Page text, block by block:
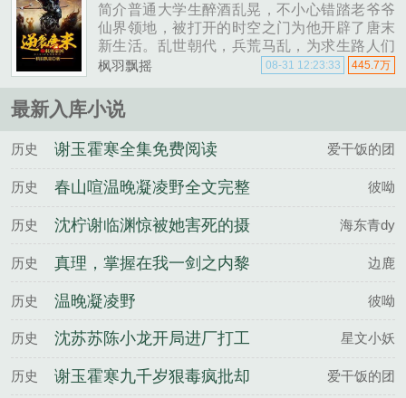
简介普通大学生醉酒乱晃，不小心错踏老爷爷
仙界领地，被打开的时空之门为他开辟了唐末
新生活。乱世朝代，兵荒马乱，为求生路人们
费尽周折。少年虽初来乍到，却懂得人民疾
投笔从戎，为兄弟两肋插刀，为天......
枫羽飘摇 445.7万
08-31 12:23:33
最新入库小说
历史 谢玉霍寒全集免费阅读 爱干饭的团
历史
春山喧温晚凝凌野全文完整
版
彼呦
历史
沈柠谢临渊惊被她害死的摄
政王也重生了百度云
海东青dy
历史
真理，掌握在我一剑之内黎
扶不妄全文完整版
边鹿
历史 温晚凝凌野 彼呦
历史
沈苏苏陈小龙开局进厂打工
搅动莞城风云百度云
星文小妖
历史
谢玉霍寒九千岁狠毒疯批却
爱干饭的团